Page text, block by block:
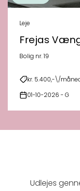
Leje
Frejas
Bolig nr. 19
kr. 5.400,-\/
01-10-2026 - G
Udlejes